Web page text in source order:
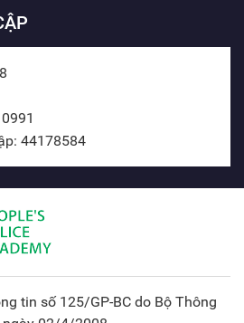
44178584
tin số 125/GP-BC do Bộ Thông